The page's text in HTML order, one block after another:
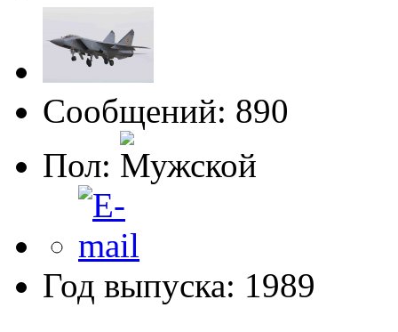
Сообщений: 890
Пол:
Год выпуска: 1989